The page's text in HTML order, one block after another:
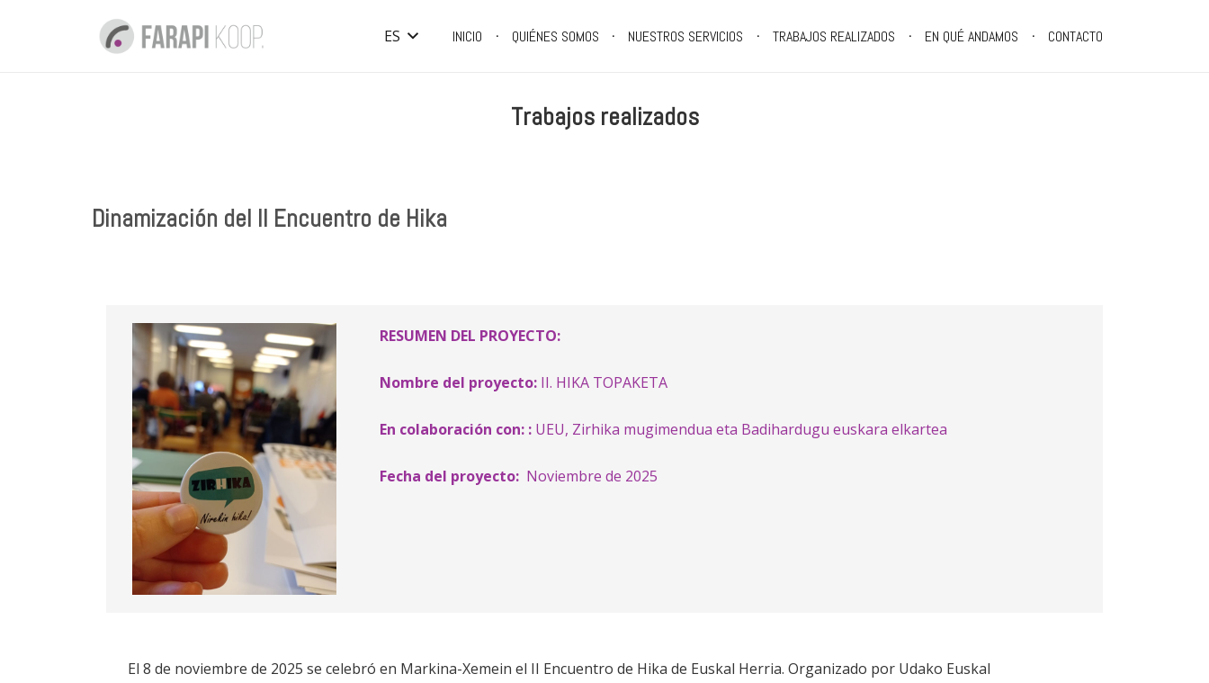
ES INICIO QUIÉNES SOMOS NUESTROS SERVICIOS TRABAJOS REALIZADOS EN QUÉ ANDAMOS CONTACTO
Trabajos realizados
Dinamización del II Encuentro de Hika
RESUMEN DEL PROYECTO:
Nombre del proyecto:II. HIKA TOPAKETA
En colaboración con: : UEU, Zirhika mugimendua eta Badihardugu euskara elkartea
Fecha del proyecto:Noviembre de 2025
El 8 de noviembre de 2025 se celebró en Markina-Xemein el II Encuentro de Hika de Euskal Herria. Organizado por Udako Euskal